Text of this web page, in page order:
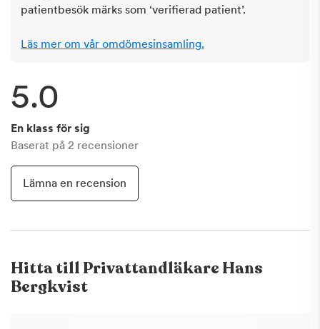
patientbesök märks som ‘verifierad patient’.
Läs mer om vår omdömesinsamling.
5.0
En klass för sig
Baserat på 2 recensioner
Lämna en recension
Hitta till Privattandläkare Hans
Bergkvist